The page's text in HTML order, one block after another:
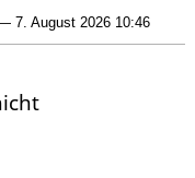
7. August 2026 10:46